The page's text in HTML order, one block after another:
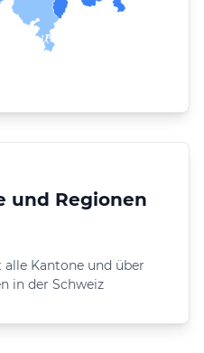
und Regionen
Kantone und über
in der Schweiz